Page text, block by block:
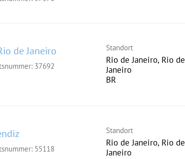
de Janeiro
37692
Standort
Rio de Janeiro, Rio de
Janeiro
55118
Standort
Rio de Janeiro, Rio de
Janeiro